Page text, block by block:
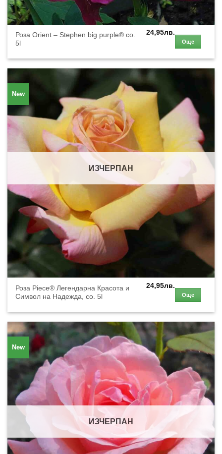
Роза Orient – Stephen big purple® co.
5l
24,95лв.
Още
New
ИЗЧЕРПАН
Роза Piece® Легендарна Красота и
Символ на Надежда, co. 5l
24,95лв.
Още
New
ИЗЧЕРПАН